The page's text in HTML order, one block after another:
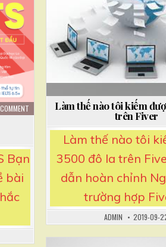
in
Làm thế nào tôi kiếm
trên Fiver
Làm thế nào tôi
3500 đô la trên
dẫn hoàn chỉnh
trường hợp
ADMIN 2019-09-
Bạn
bài